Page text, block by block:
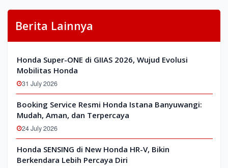
Berita Lainnya
Honda Super-ONE di GIIAS 2026, Wujud Evolusi
Mobilitas Honda
31 July 2026
Booking Service Resmi Honda Istana Banyuwangi:
Mudah, Aman, dan Terpercaya
24 July 2026
Honda SENSING di New Honda HR-V, Bikin
Berkendara Lebih Percaya Diri